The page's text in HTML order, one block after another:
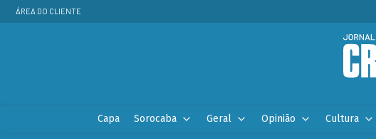
ÁREA DO CLIENTE
Capa Sorocaba Geral Opinião Cultura